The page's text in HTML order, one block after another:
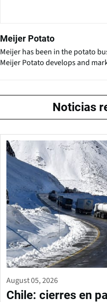
Meijer Potato
Meijer has been in the potato
Meijer Potato develops and
Noticias
August 05, 2026
Chile: cierres en